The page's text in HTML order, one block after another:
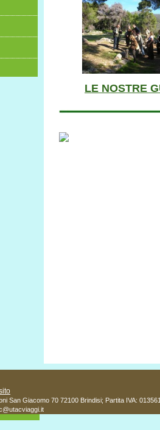
LE NOSTRE
San Giacomo 70 72100 Brindisi; Partita IVA: